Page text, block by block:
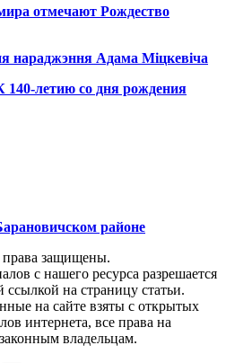
отмечают Рождество
нараджэння Адама Міцкевіча
140-летию со дня рождения
районе
защищены.
с нашего ресурса разрешается
ссылкой на страницу статьи.
на сайте взяты с открытых
интернета, все права на
владельцам.